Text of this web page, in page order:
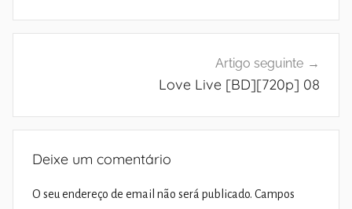
Artigo seguinte
Love Live [BD][720p] 08
Deixe um comentário
O seu endereço de email não será publicado. Campos